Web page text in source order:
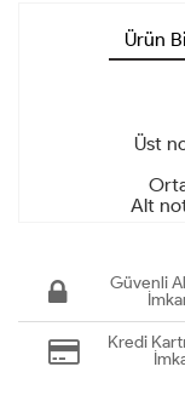
Ürün
Üst
Alt
Güvenli
Kredi